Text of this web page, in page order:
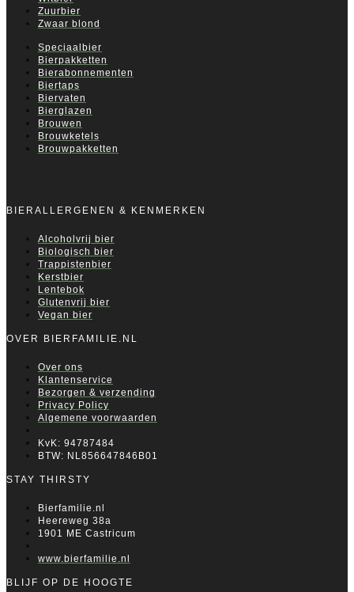
Zuurbier
Zwaar blond
Speciaalbier
Bierpakketten
Bierabonnementen
Biertaps
Biervaten
Bierglazen
Brouwen
Brouwketels
Brouwpakketten
BIERALLERGENEN & KENMERKEN
Alcoholvrij bier
Biologisch bier
Trappistenbier
Kerstbier
Lentebok
Glutenvrij bier
Vegan bier
OVER BIERFAMILIE.NL
Over ons
Klantenservice
Bezorgen & verzending
Privacy Policy
Algemene voorwaarden
KvK: 94787484
BTW: NL856647846B01
STAY THIRSTY
Bierfamilie.nl
Heereweg 38a
1901 ME Castricum
www.bierfamilie.nl
BLIJF OP DE HOOGTE